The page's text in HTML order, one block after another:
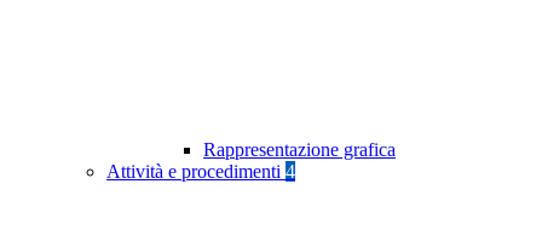
Rappresentazione grafica
Attività e procedimenti 4